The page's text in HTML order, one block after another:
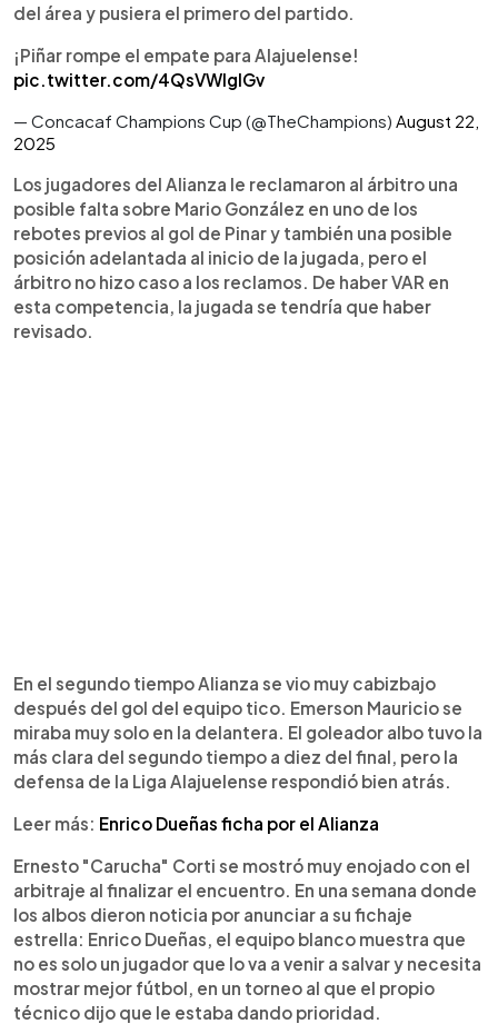
del área y pusiera el primero del partido.
¡Piñar rompe el empate para Alajuelense!
pic.twitter.com/4QsVWIglGv
— Concacaf Champions Cup (@TheChampions) August 22,
2025
Los jugadores del Alianza le reclamaron al árbitro una
posible falta sobre Mario González en uno de los
rebotes previos al gol de Pinar y también una posible
posición adelantada al inicio de la jugada, pero el
árbitro no hizo caso a los reclamos. De haber VAR en
esta competencia, la jugada se tendría que haber
revisado.
En el segundo tiempo Alianza se vio muy cabizbajo
después del gol del equipo tico. Emerson Mauricio se
miraba muy solo en la delantera. El goleador albo tuvo la
más clara del segundo tiempo a diez del final, pero la
defensa de la Liga Alajuelense respondió bien atrás.
Leer más: Enrico Dueñas ficha por el Alianza
Ernesto "Carucha" Corti se mostró muy enojado con el
arbitraje al finalizar el encuentro. En una semana donde
los albos dieron noticia por anunciar a su fichaje
estrella: Enrico Dueñas, el equipo blanco muestra que
no es solo un jugador que lo va a venir a salvar y necesita
mostrar mejor fútbol, en un torneo al que el propio
técnico dijo que le estaba dando prioridad.